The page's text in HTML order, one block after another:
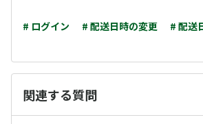
# ログイン # 配送日時の変更 # 配送
関連する質問